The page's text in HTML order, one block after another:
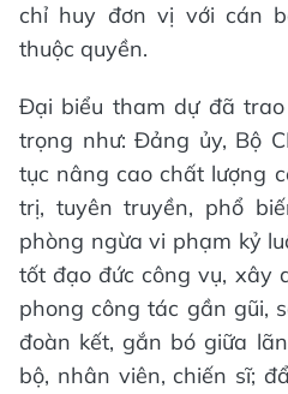
chỉ huy đơn vị với cán
thuộc quyền.
Đại biểu tham dự đã
trọng như: Đảng ủy, Bộ
tục nâng cao chất lượng
trị, tuyên truyền, phổ
phòng ngừa vi phạm kỷ
tốt đạo đức công vụ, xây
phong công tác gần gũi,
đoàn kết, gắn bó giữa
bộ, nhân viên, chiến sĩ;